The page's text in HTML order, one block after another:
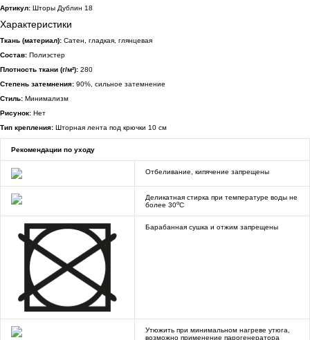
Артикул: Шторы Дублин 18
Характеристики
Ткань (материал): Сатен, гладкая, глянцевая
Состав: Полиэстер
Плотность ткани (г/м²): 280
Степень затемнения: 90%, сильное затемнение
Стиль: Минимализм
Рисунок: Нет
Тип крепления: Шторная лента под крючки 10 см
Рекомендации по уходу
Отбеливание, кипячение запрещены
Деликатная стирка при температуре воды не
более 30oC
Барабанная сушка и отжим запрещены
Утюжить при минимальном нагреве утюга,
возможно применение парогенератора